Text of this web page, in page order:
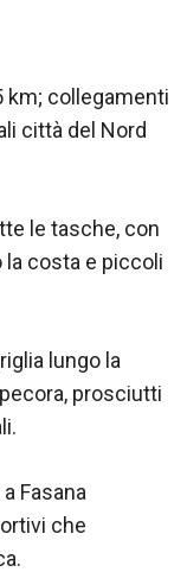
km; collegamenti
città del Nord
le tasche, con
la costa e piccoli
lungo la
prosciutti
Fasana
che